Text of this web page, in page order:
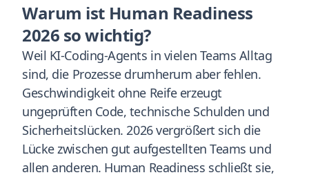
Warum ist Human Readiness
2026 so wichtig?
Weil KI-Coding-Agents in vielen Teams Alltag
sind, die Prozesse drumherum aber fehlen.
Geschwindigkeit ohne Reife erzeugt
ungeprüften Code, technische Schulden und
Sicherheitslücken. 2026 vergrößert sich die
Lücke zwischen gut aufgestellten Teams und
allen anderen. Human Readiness schließt sie,